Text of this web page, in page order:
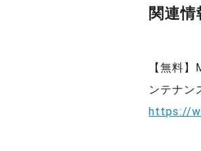
関連
【無料
ンテナン
https://